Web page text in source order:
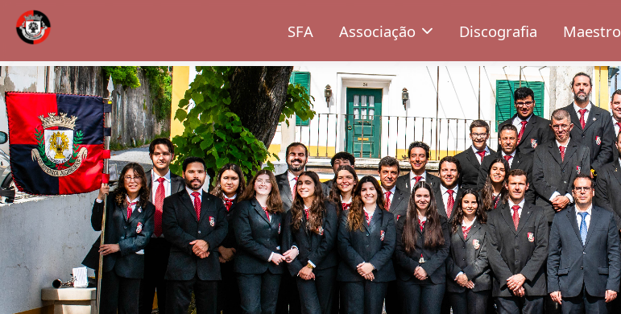
SFA Associação Discografia Maestro